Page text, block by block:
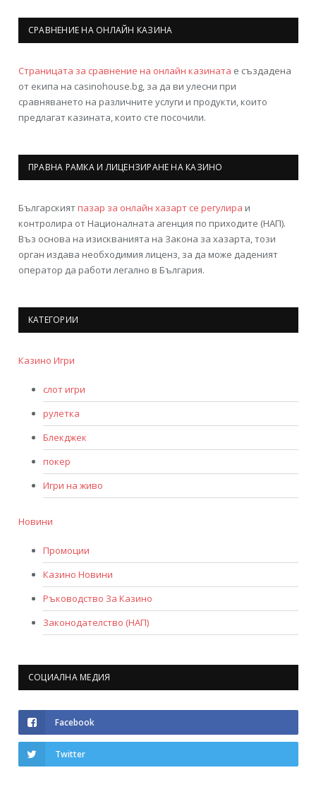
СРАВНЕНИЕ НА ОНЛАЙН КАЗИНА
Страницата за сравнение на онлайн казината е създадена
от екипа на casinohouse.bg, за да ви улесни при
сравняването на различните услуги и продукти, които
предлагат казината, които сте посочили.
ПРАВНА РАМКА И ЛИЦЕНЗИРАНЕ НА КАЗИНО
Българскиятпазар за онлайн хазарт се регулира и
контролира от Националната агенция по приходите (НАП).
Въз основа на изискванията на Закона за хазарта, този
орган издава необходимия лиценз, за да може даденият
оператор да работи легално в България.
КАТЕГОРИИ
Казино Игри
слот игри
рулетка
Блекджек
покер
Игри на живо
Новини
Промоции
Казино Новини
Ръководство За Казино
Законодателство (НАП)
СОЦИАЛНА МЕДИЯ
Facebook
Twitter